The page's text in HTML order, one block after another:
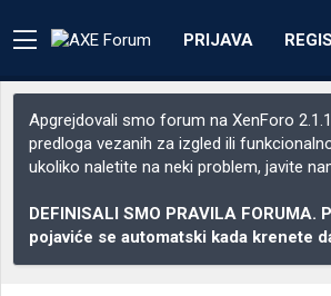
PRIJAVA
Apgrejdovali smo forum na XenForo
predloga vezanih za izgled ili
ukoliko naletite na neki problem, javite
DEFINISALI SMO PRAVILA FORUMA.
pojaviće se automatski kada krenete